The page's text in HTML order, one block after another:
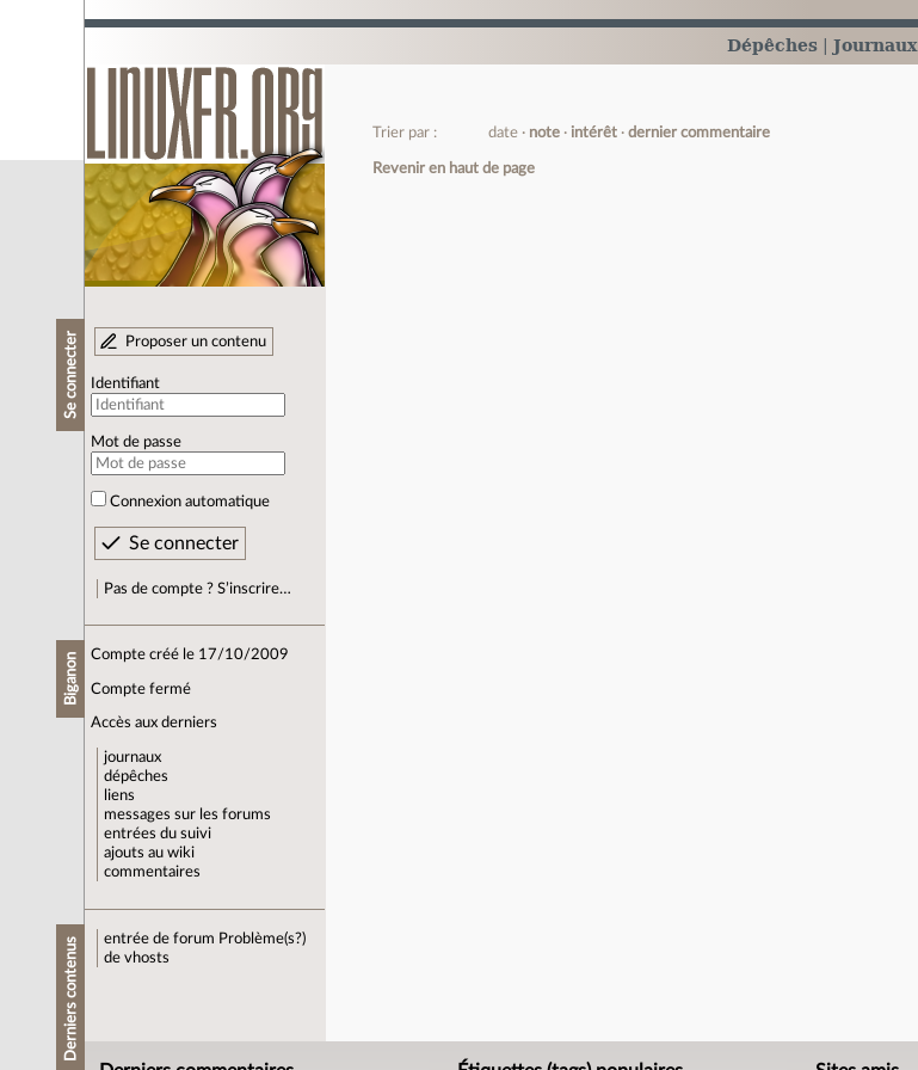
Dépêches Journaux
Se connecter Proposer un contenu
Identifiant
Mot de passe
Connexion automatique
Pas de compte ? S’inscrire…
Biganon Compte créé le 17/10/2009
Compte fermé
Accès aux derniers
journaux
dépêches
liens
messages sur les forums
entrées du suivi
ajouts au wiki
commentaires
Derniers contenus entrée de forum Problème(s?)
de vhosts
Trier par : date note intérêt dernier commentaire
Revenir en haut de page